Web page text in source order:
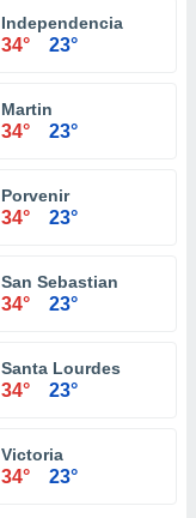
Independencia
34° 23°
Martin
34° 23°
Porvenir
34° 23°
San Sebastian
34° 23°
Santa Lourdes
34° 23°
Victoria
34° 23°